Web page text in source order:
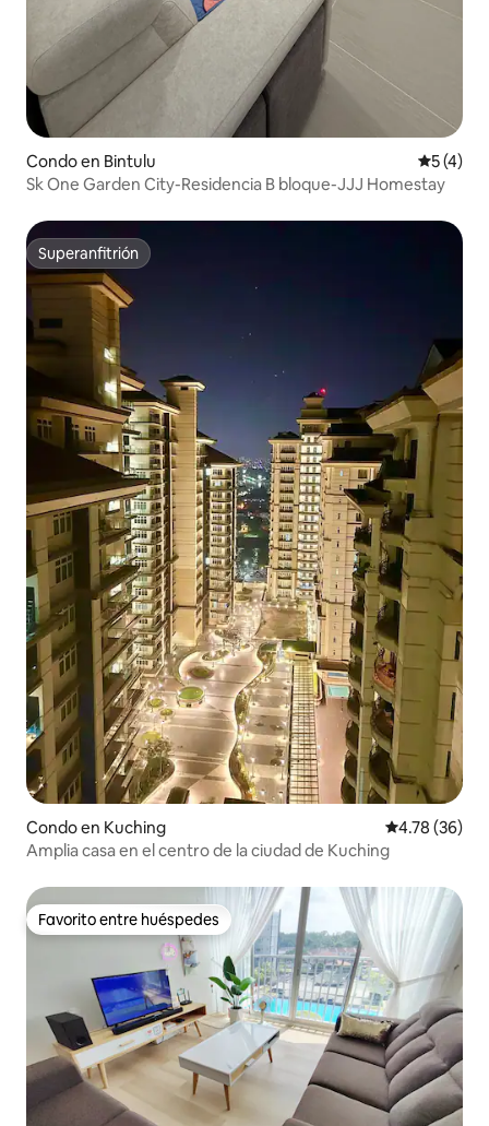
Condo en Bintulu
5 (4)
Sk One Garden City-Residencia B bloque-JJJ Homestay
Superanfitrión
Superanfitrión
Condo en Kuching Calificación
4.78 (36)
Amplia casa en el centro de la ciudad de Kuching
Favorito entre huéspedes
Favorito entre huéspedes